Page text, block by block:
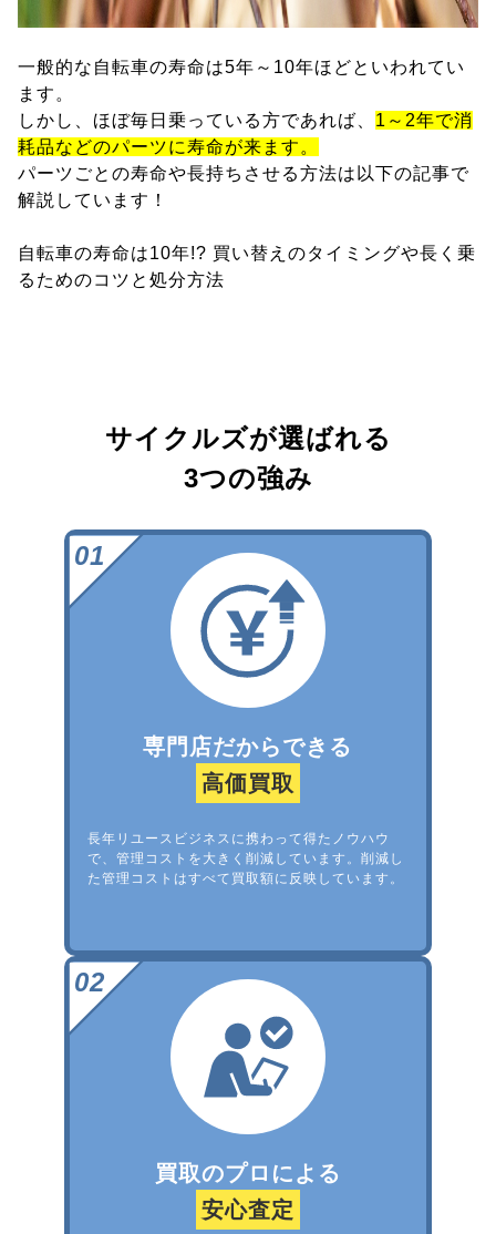
一般的な自転車の寿命は5年～10年ほどといわれてい
ます。
しかし、ほぼ毎日乗っている方であれば、 1～2年で消
耗品などのパーツに寿命が来ます。
パーツごとの寿命や長持ちさせる方法は以下の記事で
解説しています！
自転車の寿命は10年!? 買い替えのタイミングや長く乗
るためのコツと処分方法
サイクルズが選ばれる
3つの強み
専門店だからできる
高価買取
長年リユースビジネスに携わって得たノウハウ
で、管理コストを大きく削減しています。削減し
た管理コストはすべて買取額に反映しています。
買取のプロによる
安心査定